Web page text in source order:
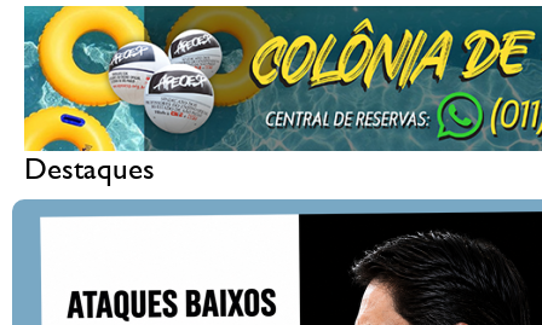
Destaques